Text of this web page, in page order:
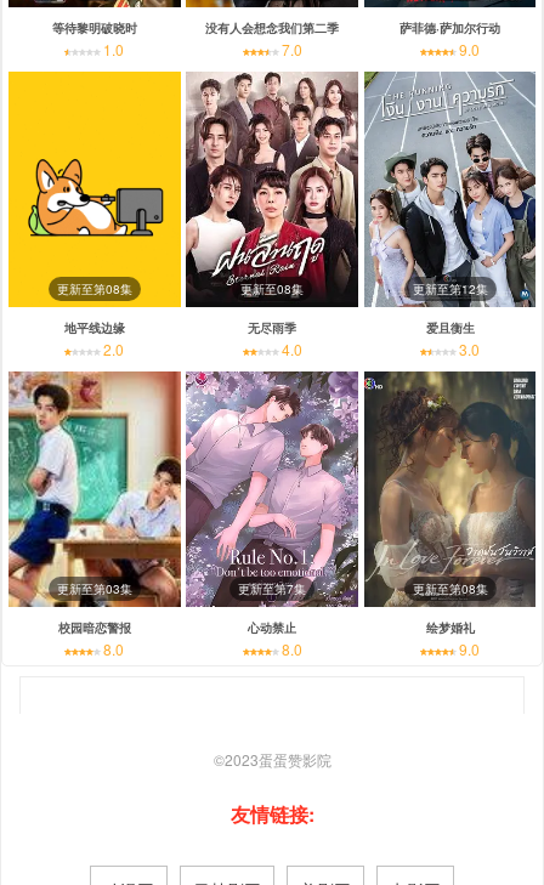
等待黎明破晓时
1.0
没有人会想念我们第二季
7.0
萨菲德·萨加尔行动
9.0
更新至第08集
地平线边缘
2.0
更新至08集
无尽雨季
4.0
更新至第12集
爱且衡生
3.0
更新至第03集
校园暗恋警报
8.0
更新至第7集
心动禁止
8.0
更新至第08集
绘梦婚礼
9.0
©2023蛋蛋赞影院
友情链接: